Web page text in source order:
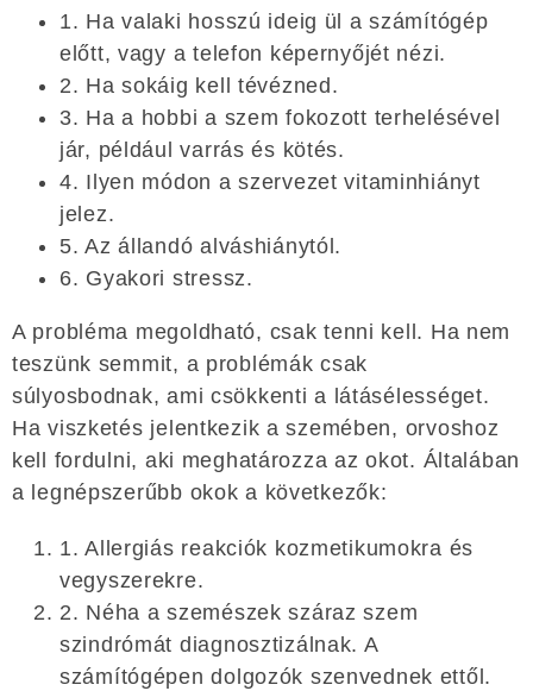
1. Ha valaki hosszú ideig ül a számítógép
előtt, vagy a telefon képernyőjét nézi.
2. Ha sokáig kell tévézned.
3. Ha a hobbi a szem fokozott terhelésével
jár, például varrás és kötés.
4. Ilyen módon a szervezet vitaminhiányt
jelez.
5. Az állandó alváshiánytól.
6. Gyakori stressz.
A probléma megoldható, csak tenni kell. Ha nem
teszünk semmit, a problémák csak
súlyosbodnak, ami csökkenti a látásélességet.
Ha viszketés jelentkezik a szemében, orvoshoz
kell fordulni, aki meghatározza az okot. Általában
a legnépszerűbb okok a következők:
1. Allergiás reakciók kozmetikumokra és
vegyszerekre.
2. Néha a szemészek száraz szem
szindrómát diagnosztizálnak. A
számítógépen dolgozók szenvednek ettől.